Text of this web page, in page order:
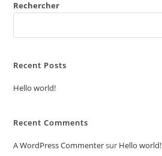
Rechercher
Recent Posts
Hello world!
Recent Comments
A WordPress Commentersur Hello world!